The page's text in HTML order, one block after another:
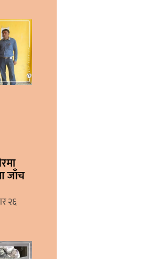
जाँच
२६